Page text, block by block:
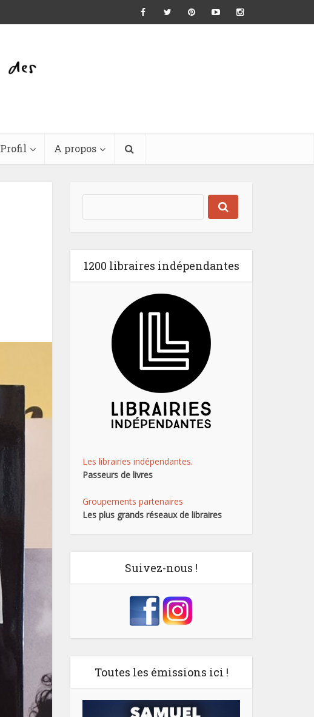
Profil A propos
1200 libraires indépendantes
Les librairies indépendantes.
Passeurs de livres
Groupements partenaires
Les plus grands réseaux de libraires
Suivez-nous !
Toutes les émissions ici !